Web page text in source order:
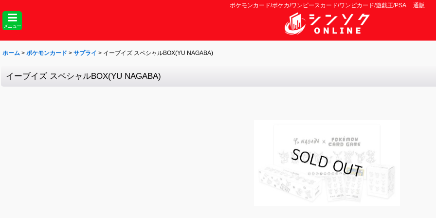
ポケモンカード/ポケカ/ワンピースカード/ワンピカード/遊戯王/PSA 通販
メニュー
ホーム > ポケモンカード > サプライ > イーブイズ スペシャルBOX(YU NAGABA)
イーブイズ スペシャルBOX(YU NAGABA)